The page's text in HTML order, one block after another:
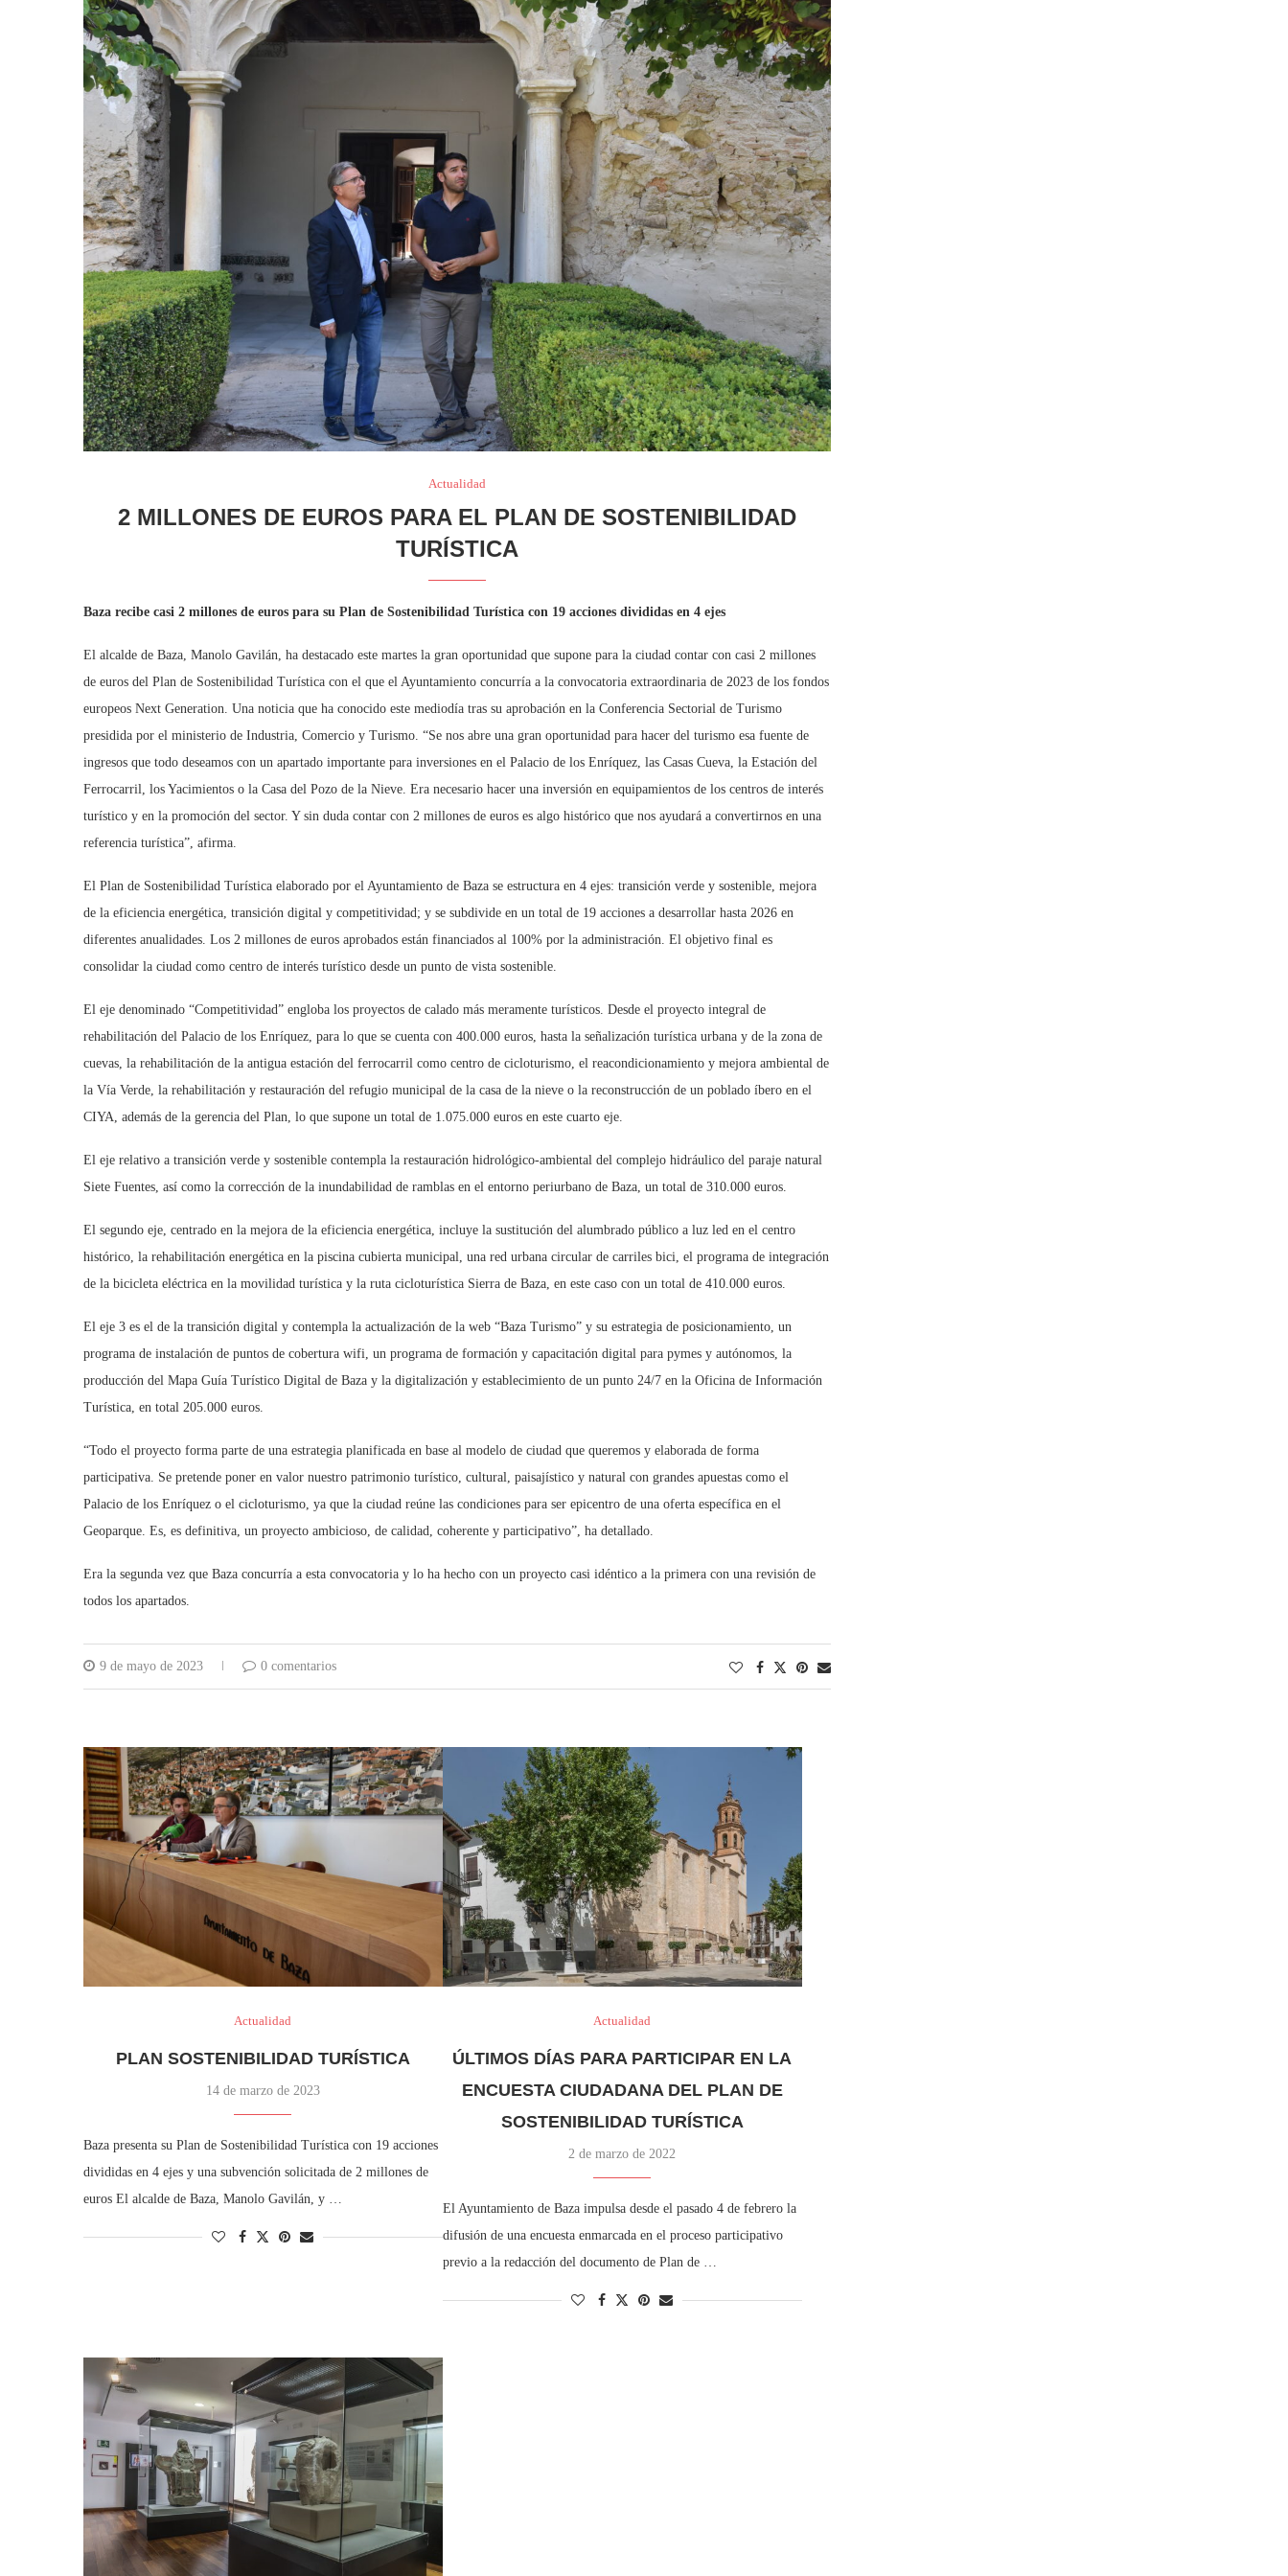
Actualidad
2 MILLONES DE EUROS PARA EL PLAN DE SOSTENIBILIDAD
TURÍSTICA
Baza recibe casi 2 millones de euros para su Plan de Sostenibilidad Turística con 19 acciones divididas en 4 ejes
El alcalde de Baza, Manolo Gavilán, ha destacado este martes la gran oportunidad que supone para la ciudad contar con casi 2 millones
de euros del Plan de Sostenibilidad Turística con el que el Ayuntamiento concurría a la convocatoria extraordinaria de 2023 de los fondos
europeos Next Generation. Una noticia que ha conocido este mediodía tras su aprobación en la Conferencia Sectorial de Turismo
presidida por el ministerio de Industria, Comercio y Turismo. “Se nos abre una gran oportunidad para hacer del turismo esa fuente de
ingresos que todo deseamos con un apartado importante para inversiones en el Palacio de los Enríquez, las Casas Cueva, la Estación del
Ferrocarril, los Yacimientos o la Casa del Pozo de la Nieve. Era necesario hacer una inversión en equipamientos de los centros de interés
turístico y en la promoción del sector. Y sin duda contar con 2 millones de euros es algo histórico que nos ayudará a convertirnos en una
referencia turística”, afirma.
El Plan de Sostenibilidad Turística elaborado por el Ayuntamiento de Baza se estructura en 4 ejes: transición verde y sostenible, mejora
de la eficiencia energética, transición digital y competitividad; y se subdivide en un total de 19 acciones a desarrollar hasta 2026 en
diferentes anualidades. Los 2 millones de euros aprobados están financiados al 100% por la administración. El objetivo final es
consolidar la ciudad como centro de interés turístico desde un punto de vista sostenible.
El eje denominado “Competitividad” engloba los proyectos de calado más meramente turísticos. Desde el proyecto integral de
rehabilitación del Palacio de los Enríquez, para lo que se cuenta con 400.000 euros, hasta la señalización turística urbana y de la zona de
cuevas, la rehabilitación de la antigua estación del ferrocarril como centro de cicloturismo, el reacondicionamiento y mejora ambiental de
la Vía Verde, la rehabilitación y restauración del refugio municipal de la casa de la nieve o la reconstrucción de un poblado íbero en el
CIYA, además de la gerencia del Plan, lo que supone un total de 1.075.000 euros en este cuarto eje.
El eje relativo a transición verde y sostenible contempla la restauración hidrológico-ambiental del complejo hidráulico del paraje natural
Siete Fuentes, así como la corrección de la inundabilidad de ramblas en el entorno periurbano de Baza, un total de 310.000 euros.
El segundo eje, centrado en la mejora de la eficiencia energética, incluye la sustitución del alumbrado público a luz led en el centro
histórico, la rehabilitación energética en la piscina cubierta municipal, una red urbana circular de carriles bici, el programa de integración
de la bicicleta eléctrica en la movilidad turística y la ruta cicloturística Sierra de Baza, en este caso con un total de 410.000 euros.
El eje 3 es el de la transición digital y contempla la actualización de la web “Baza Turismo” y su estrategia de posicionamiento, un
programa de instalación de puntos de cobertura wifi, un programa de formación y capacitación digital para pymes y autónomos, la
producción del Mapa Guía Turístico Digital de Baza y la digitalización y establecimiento de un punto 24/7 en la Oficina de Información
Turística, en total 205.000 euros.
“Todo el proyecto forma parte de una estrategia planificada en base al modelo de ciudad que queremos y elaborada de forma
participativa. Se pretende poner en valor nuestro patrimonio turístico, cultural, paisajístico y natural con grandes apuestas como el
Palacio de los Enríquez o el cicloturismo, ya que la ciudad reúne las condiciones para ser epicentro de una oferta específica en el
Geoparque. Es, es definitiva, un proyecto ambicioso, de calidad, coherente y participativo”, ha detallado.
Era la segunda vez que Baza concurría a esta convocatoria y lo ha hecho con un proyecto casi idéntico a la primera con una revisión de
todos los apartados.
9 de mayo de 2023 0 comentarios
Actualidad
PLAN SOSTENIBILIDAD TURÍSTICA
14 de marzo de 2023
Baza presenta su Plan de Sostenibilidad Turística con 19 acciones
divididas en 4 ejes y una subvención solicitada de 2 millones de
euros El alcalde de Baza, Manolo Gavilán, y …
Actualidad
ÚLTIMOS DÍAS PARA PARTICIPAR EN LA
ENCUESTA CIUDADANA DEL PLAN DE
SOSTENIBILIDAD TURÍSTICA
2 de marzo de 2022
El Ayuntamiento de Baza impulsa desde el pasado 4 de febrero la
difusión de una encuesta enmarcada en el proceso participativo
previo a la redacción del documento de Plan de …